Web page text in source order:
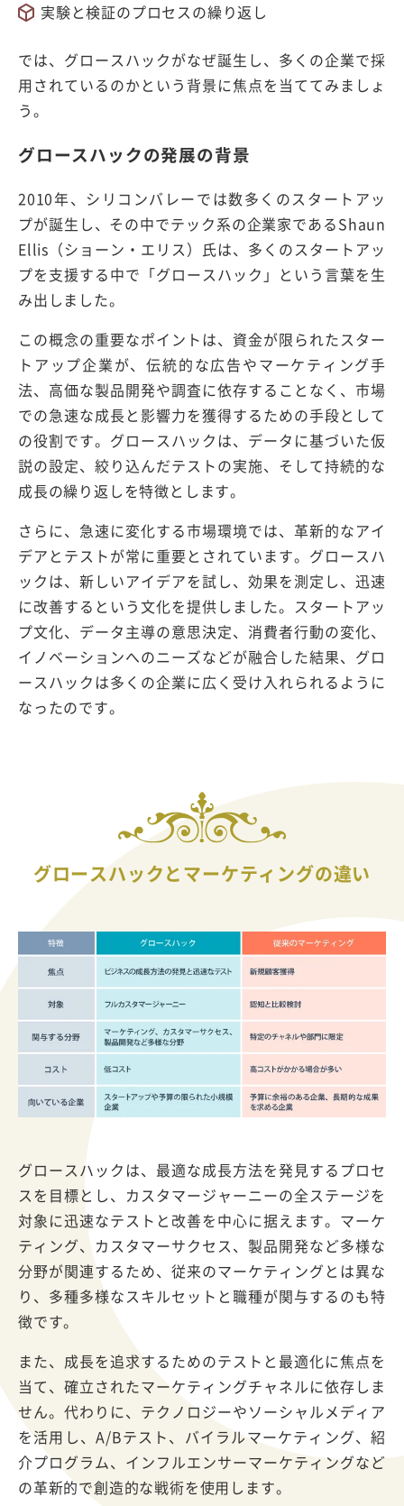
実験と検証のプロセスの繰り返し
では、グロースハックがなぜ誕生し、多くの企業で採
用されているのかという背景に焦点を当ててみましょ
う。
グロースハックの発展の背景
2010年、シリコンバレーでは数多くのスタートアッ
プが誕生し、その中でテック系の企業家であるShaun
Ellis（ショーン・エリス）氏は、多くのスタートアッ
プを支援する中で「グロースハック」という言葉を生
み出しました。
この概念の重要なポイントは、資金が限られたスター
トアップ企業が、伝統的な広告やマーケティング手
法、高価な製品開発や調査に依存することなく、市場
での急速な成長と影響力を獲得するための手段として
の役割です。グロースハックは、データに基づいた仮
説の設定、絞り込んだテストの実施、そして持続的な
成長の繰り返しを特徴とします。
さらに、急速に変化する市場環境では、革新的なアイ
デアとテストが常に重要とされています。グロースハ
ックは、新しいアイデアを試し、効果を測定し、迅速
に改善するという文化を提供しました。スタートアッ
プ文化、データ主導の意思決定、消費者行動の変化、
イノベーションへのニーズなどが融合した結果、グロ
ースハックは多くの企業に広く受け入れられるように
なったのです。
グロースハックとマーケティングの違い
グロースハックは、最適な成長方法を発見するプロセ
スを目標とし、カスタマージャーニーの全ステージを
対象に迅速なテストと改善を中心に据えます。マーケ
ティング、カスタマーサクセス、製品開発など多様な
分野が関連するため、従来のマーケティングとは異な
り、多種多様なスキルセットと職種が関与するのも特
徴です。
また、成長を追求するためのテストと最適化に焦点を
当て、確立されたマーケティングチャネルに依存しま
せん。代わりに、テクノロジーやソーシャルメディア
を活用し、A/Bテスト、バイラルマーケティング、紹
介プログラム、インフルエンサーマーケティングなど
の革新的で創造的な戦術を使用します。